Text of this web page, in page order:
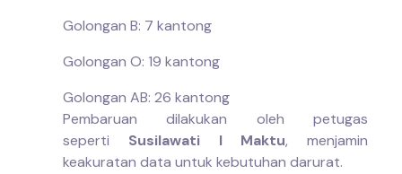
Golongan B: 7 kantong
Golongan O: 19 kantong
Golongan AB: 26 kantong
Pembaruan dilakukan oleh petugas
seperti Susilawati I Maktu, menjamin
keakuratan data untuk kebutuhan darurat.